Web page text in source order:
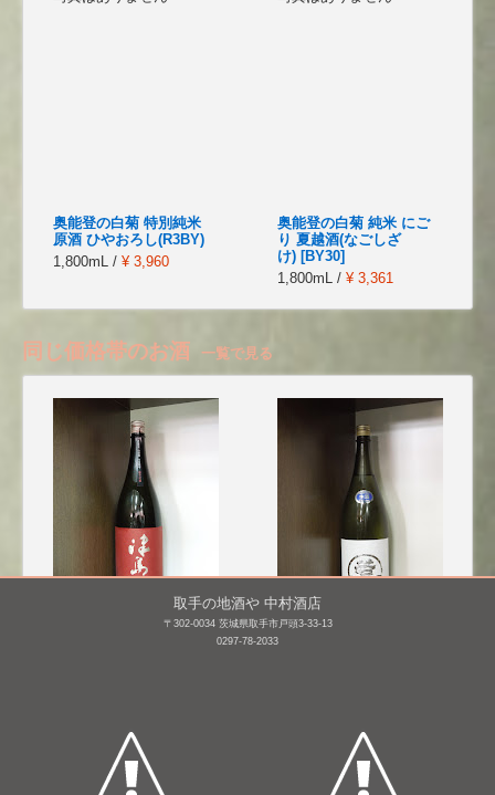
奥能登の白菊 特別純米
原酒 ひやおろし(R3BY)
1,800mL / ¥ 3,960
奥能登の白菊 純米 にご
り 夏越酒(なごしざ
け) [BY30]
1,800mL / ¥ 3,361
同じ価格帯のお酒 一覧で見る
津島屋 純米大吟醸 契約
若波 純米吟醸 【山田
錦】 生酒 [BY30]
取手の地酒や 中村酒店
〒302-0034 茨城県取手市戸頭3-33-13
0297-78-2033